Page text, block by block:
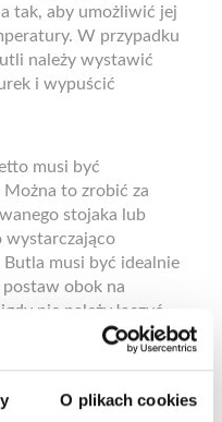
O plikach cookies
tak, aby umożliwić jej
W przypadku
należy wystawić
i wypuścić
musi być
to zrobić za
stojaka lub
wystarczająco
musi być idealnie
postaw obok na
nie należy łączyć
celu trzeba użyć
na obu końcach.
Na każdej butli